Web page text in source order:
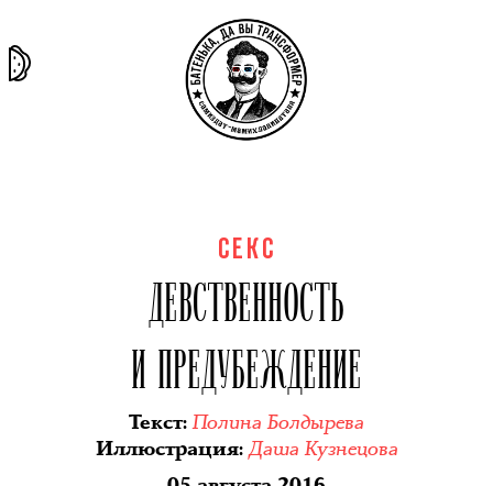
СЕКС
ДЕВСТВЕННОСТЬ
И ПРЕДУБЕЖДЕНИЕ
Текст:Полина Болдырева
Иллюстрация:Даша Кузнецова